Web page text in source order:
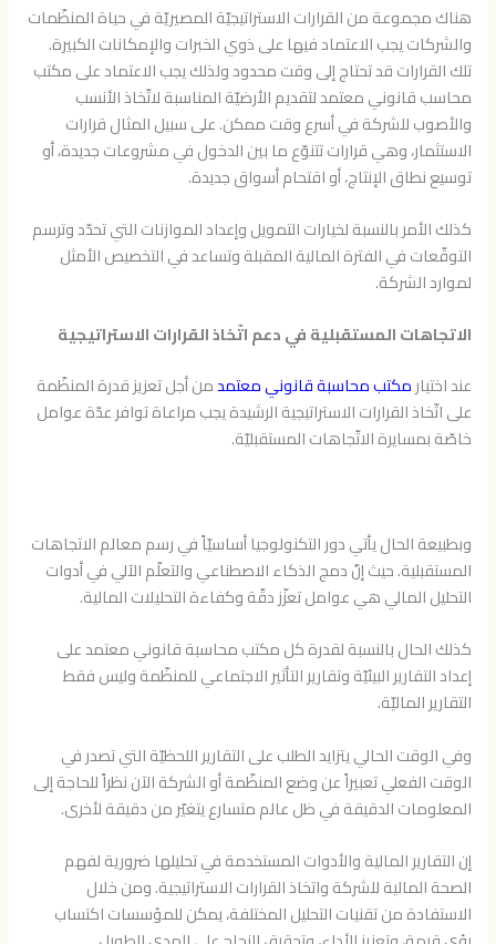
هناك مجموعة من القرارات الاستراتيجيّة المصيريّة في حياة المنظّمات
والشركات يجب الاعتماد فيها على ذوي الخبرات والإمكانات الكبيرة.
تلك القرارات قد تحتاج إلى وقت محدود ولذلك يجب الاعتماد على مكتب
محاسب قانوني معتمد لتقديم الأرضيّة المناسبة لاتّخاذ الأنسب
والأصوب للشركة في أسرع وقت ممكن. على سبيل المثال قرارات
الاستثمار، وهي قرارات تتنوّع ما بين الدخول في مشروعات جديدة، أو
توسيع نطاق الإنتاج، أو اقتحام أسواق جديدة.
كذلك الأمر بالنسبة لخيارات التمويل وإعداد الموازنات التي تحدّد وترسم
التوقّعات في الفترة المالية المقبلة وتساعد في التخصيص الأمثل
لموارد الشركة.
الاتجاهات المستقبلية في دعم اتّخاذ القرارات الاستراتيجية
عند اختيارمكتب محاسبة قانوني معتمدمن أجل تعزيز قدرة المنظّمة
على اتّخاذ القرارات الاستراتيجية الرشيدة يجب مراعاة توافر عدّة عوامل
خاصّة بمسايرة الاتّجاهات المستقبليّة.
وبطبيعة الحال يأتي دور التكنولوجيا أساسيّاً في رسم معالم الاتجاهات
المستقبلية. حيث إنّ دمج الذكاء الاصطناعي والتعلّم الآلي في أدوات
التحليل المالي هي عوامل تعزّز دقّة وكفاءة التحليلات المالية.
كذلك الحال بالنسبة لقدرة كل مكتب محاسبة قانوني معتمد على
إعداد التقارير البيئيّة وتقارير التأثير الاجتماعي للمنظّمة وليس فقط
التقارير الماليّة.
وفي الوقت الحالي يتزايد الطلب على التقارير اللحظيّة التي تصدر في
الوقت الفعلي تعبيراً عن وضع المنظّمة أو الشركة الآن نظراً للحاجة إلى
المعلومات الدقيقة في ظل عالم متسارع يتغيّر من دقيقة لأخرى.
إن التقارير المالية والأدوات المستخدمة في تحليلها ضرورية لفهم
الصحة المالية للشركة واتخاذ القرارات الاستراتيجية. ومن خلال
الاستفادة من تقنيات التحليل المختلفة، يمكن للمؤسسات اكتساب